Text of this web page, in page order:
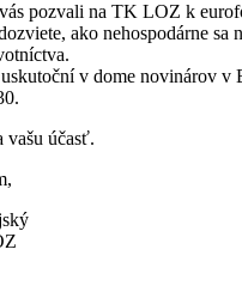
pozvali na TK LOZ k
ako nehospodárne sa
v dome novinárov v
vašu účasť.